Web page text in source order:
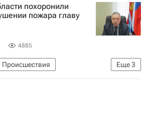
похоронили
пожара главу
4885
Еще3
Происшествия
Алексей Островский